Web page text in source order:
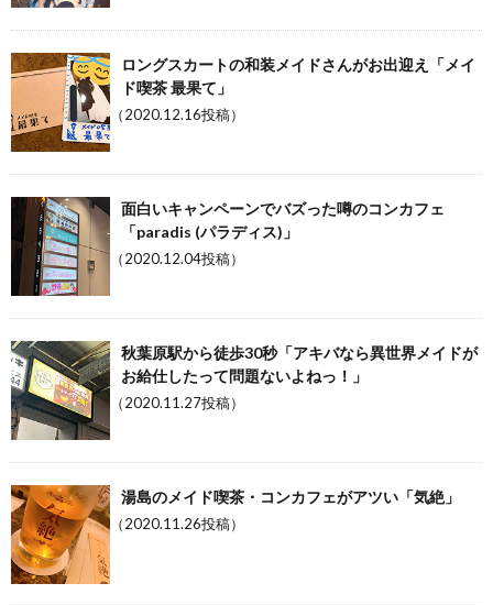
ロングスカートの和装メイドさんがお出迎え「メイ
ド喫茶 最果て」
（2020.12.16投稿）
面白いキャンペーンでバズった噂のコンカフェ
「paradis (パラディス)」
（2020.12.04投稿）
秋葉原駅から徒歩30秒「アキバなら異世界メイドが
お給仕したって問題ないよねっ！」
（2020.11.27投稿）
湯島のメイド喫茶・コンカフェがアツい「気絶」
（2020.11.26投稿）